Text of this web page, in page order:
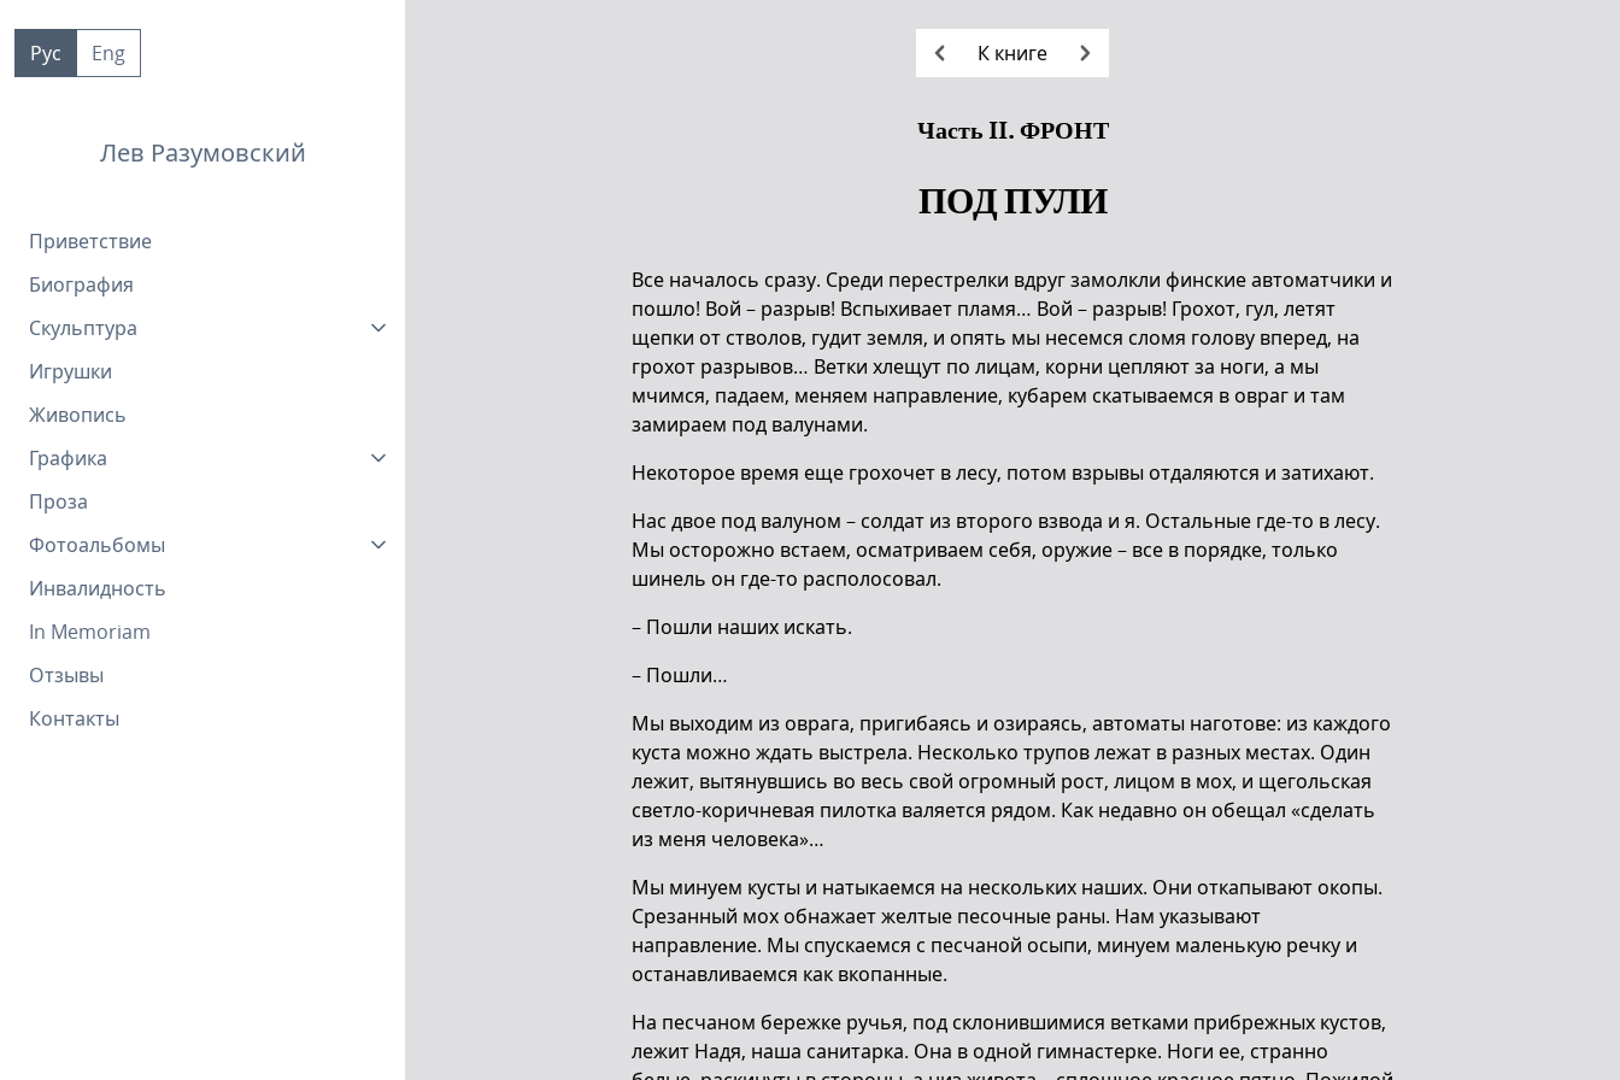
контенту
Рус Eng
Лев Разумовский
Приветствие
Биография
Скульптура
Игрушки
Живопись
Графика
Проза
Фотоальбомы
Инвалидность
In Memoriam
Отзывы
Контакты
К книге
Часть II. ФРОНТ
ПОД ПУЛИ
Все началось сразу. Среди перестрелки вдруг замолкли финские автоматчики и
пошло! Вой – разрыв! Вспыхивает пламя… Вой – разрыв! Грохот, гул, летят
щепки от стволов, гудит земля, и опять мы несемся сломя голову вперед, на
грохот разрывов… Ветки хлещут по лицам, корни цепляют за ноги, а мы
мчимся, падаем, меняем направление, кубарем скатываемся в овраг и там
замираем под валунами.
Некоторое время еще грохочет в лесу, потом взрывы отдаляются и затихают.
Нас двое под валуном – солдат из второго взвода и я. Остальные где-то в лесу.
Мы осторожно встаем, осматриваем себя, оружие – все в порядке, только
шинель он где-то располосовал.
– Пошли наших искать.
– Пошли…
Мы выходим из оврага, пригибаясь и озираясь, автоматы наготове: из каждого
куста можно ждать выстрела. Несколько трупов лежат в разных местах. Один
лежит, вытянувшись во весь свой огромный рост, лицом в мох, и щегольская
светло-коричневая пилотка валяется рядом. Как недавно он обещал «сделать
из меня человека»…
Мы минуем кусты и натыкаемся на нескольких наших. Они откапывают окопы.
Срезанный мох обнажает желтые песочные раны. Нам указывают
направление. Мы спускаемся с песчаной осыпи, минуем маленькую речку и
останавливаемся как вкопанные.
На песчаном бережке ручья, под склонившимися ветками прибрежных кустов,
лежит Надя, наша санитарка. Она в одной гимнастерке. Ноги ее, странно